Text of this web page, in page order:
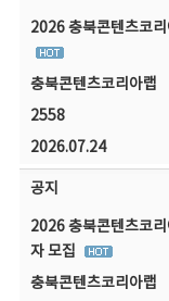
2026 충북콘텐츠코
충북콘텐츠코리아랩
2558
2026.07.24
공지
2026 충북콘텐츠코
자 모집
충북콘텐츠코리아랩